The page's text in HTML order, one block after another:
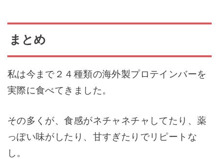
まとめ
私は今まで２４種類の海外製プロテインバーを
実際に食べてきました。
その多くが、食感がネチャネチャしてたり、薬
っぽい味がしたり、甘すぎたりでリピートな
し。